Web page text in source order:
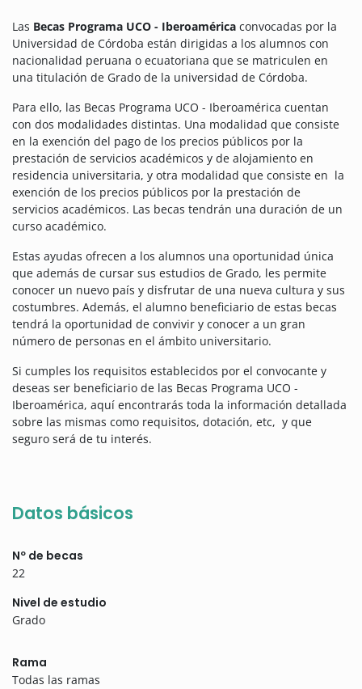
Las Becas Programa UCO - Iberoamérica convocadas por la
Universidad de Córdoba están dirigidas a los alumnos con
nacionalidad peruana o ecuatoriana que se matriculen en
una titulación de Grado de la universidad de Córdoba.
Para ello, las Becas Programa UCO - Iberoamérica cuentan
con dos modalidades distintas. Una modalidad que consiste
en la exención del pago de los precios públicos por la
prestación de servicios académicos y de alojamiento en
residencia universitaria, y otra modalidad que consiste en la
exención de los precios públicos por la prestación de
servicios académicos. Las becas tendrán una duración de un
curso académico.
Estas ayudas ofrecen a los alumnos una oportunidad única
que además de cursar sus estudios de Grado, les permite
conocer un nuevo país y disfrutar de una nueva cultura y sus
costumbres. Además, el alumno beneficiario de estas becas
tendrá la oportunidad de convivir y conocer a un gran
número de personas en el ámbito universitario.
Si cumples los requisitos establecidos por el convocante y
deseas ser beneficiario de las Becas Programa UCO -
Iberoamérica, aquí encontrarás toda la información detallada
sobre las mismas como requisitos, dotación, etc, y que
seguro será de tu interés.
Datos básicos
Nº de becas
22
Nivel de estudio
Grado
Rama
Todas las ramas